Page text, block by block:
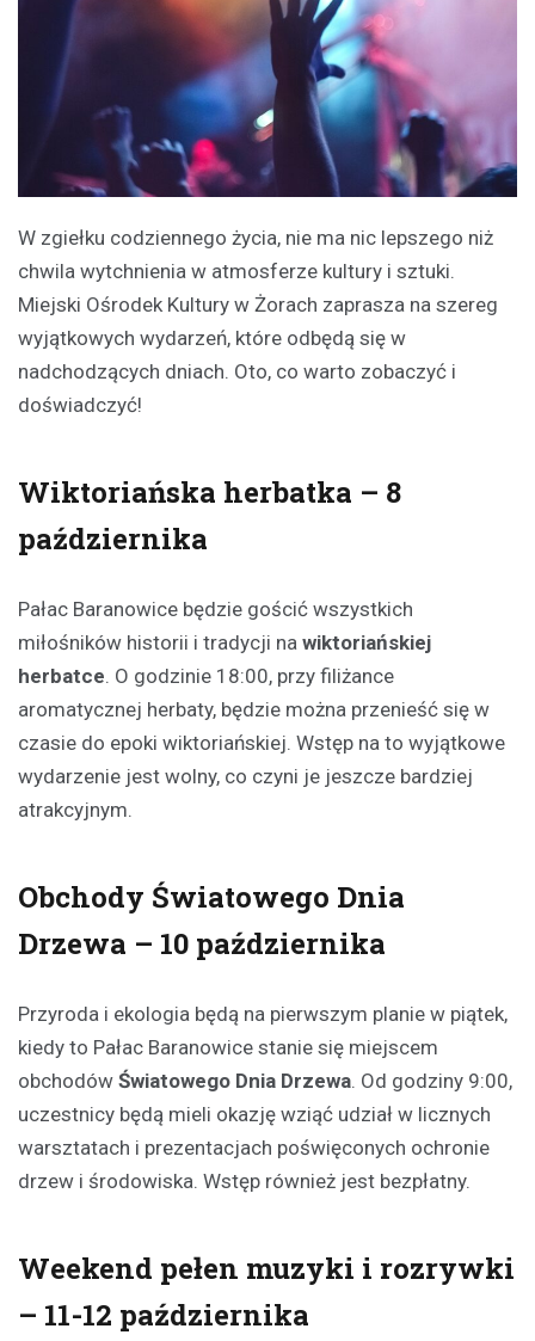
W zgiełku codziennego życia, nie ma nic lepszego niż
chwila wytchnienia w atmosferze kultury i sztuki.
Miejski Ośrodek Kultury w Żorach zaprasza na szereg
wyjątkowych wydarzeń, które odbędą się w
nadchodzących dniach. Oto, co warto zobaczyć i
doświadczyć!
Wiktoriańska herbatka – 8
października
Pałac Baranowice będzie gościć wszystkich
miłośników historii i tradycji na wiktoriańskiej
herbatce. O godzinie 18:00, przy filiżance
aromatycznej herbaty, będzie można przenieść się w
czasie do epoki wiktoriańskiej. Wstęp na to wyjątkowe
wydarzenie jest wolny, co czyni je jeszcze bardziej
atrakcyjnym.
Obchody Światowego Dnia
Drzewa – 10 października
Przyroda i ekologia będą na pierwszym planie w piątek,
kiedy to Pałac Baranowice stanie się miejscem
obchodów Światowego Dnia Drzewa. Od godziny 9:00,
uczestnicy będą mieli okazję wziąć udział w licznych
warsztatach i prezentacjach poświęconych ochronie
drzew i środowiska. Wstęp również jest bezpłatny.
Weekend pełen muzyki i rozrywki
– 11-12 października